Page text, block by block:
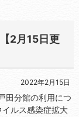
2月15日更
2022年2月15日
田分館の利用につ
ルス感染症拡大